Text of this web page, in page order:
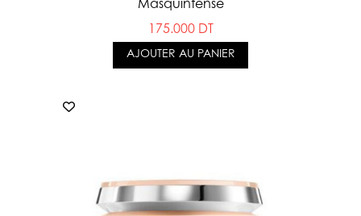
Masquintense
175.000 DT
AJOUTER AU PANIER